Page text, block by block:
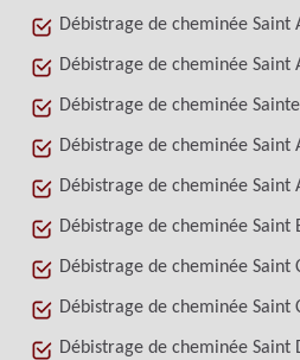
Débistrage de cheminée Saint
Débistrage de cheminée Saint
Débistrage de cheminée
Débistrage de cheminée Saint
Débistrage de cheminée Saint
Débistrage de cheminée Saint
Débistrage de cheminée Saint
Débistrage de cheminée Saint
Débistrage de cheminée Saint